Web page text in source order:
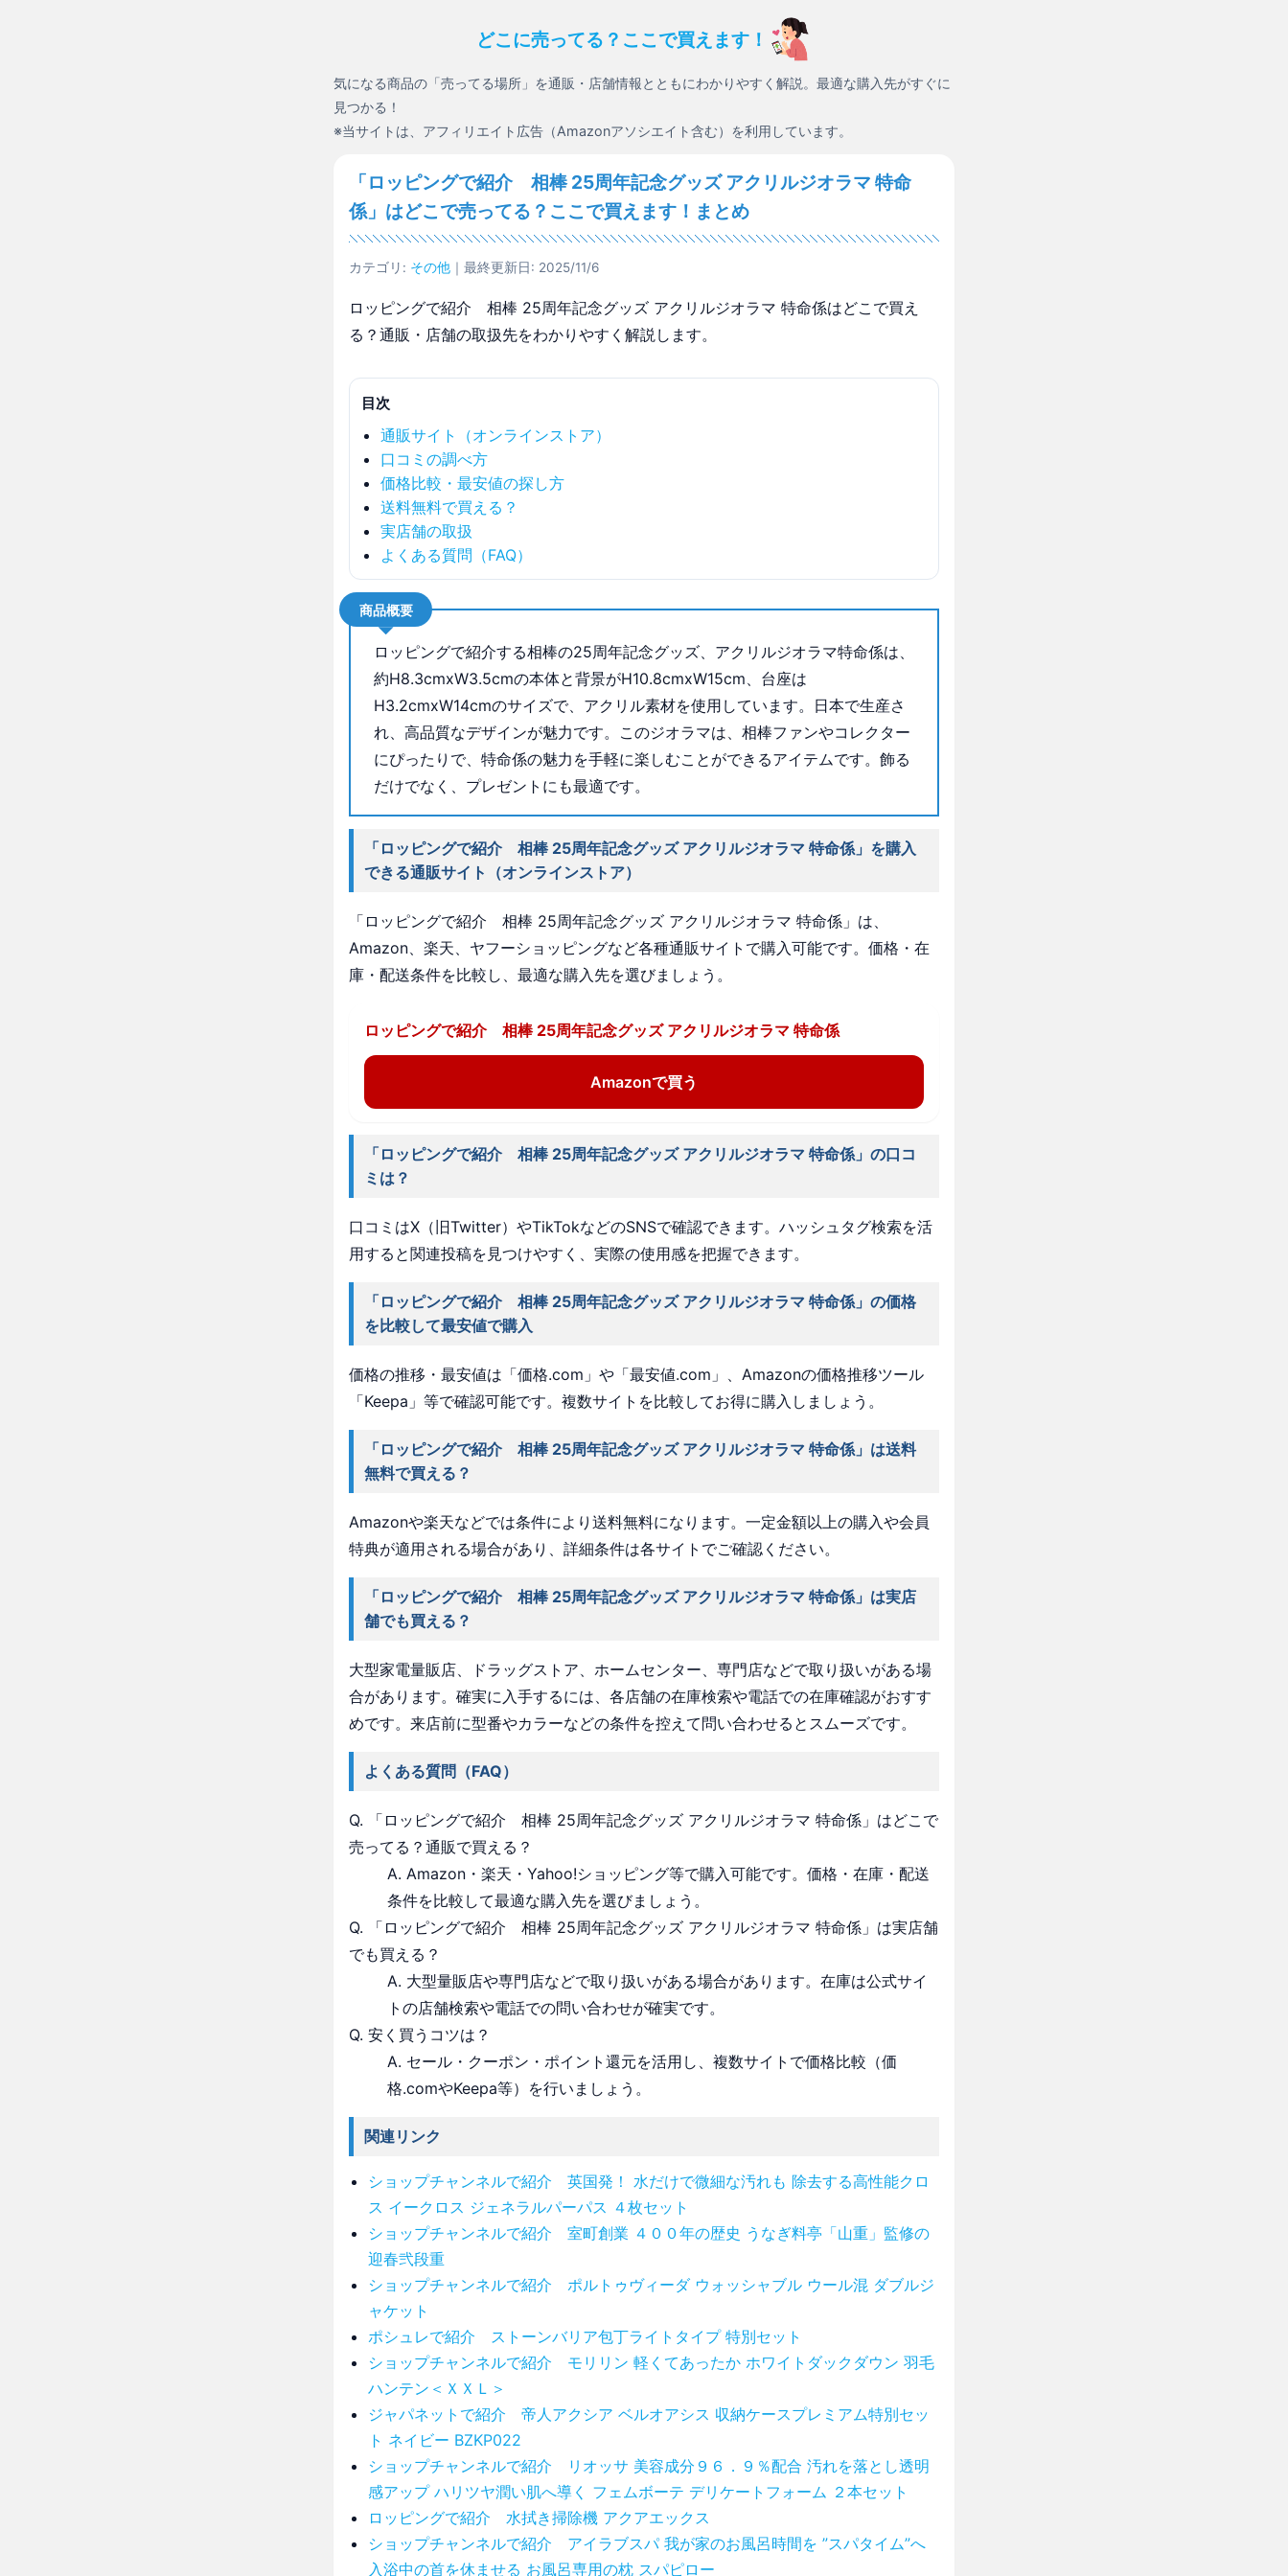
どこに売ってる？ここで買えます！
気になる商品の「売ってる場所」を通販・店舗情報とともにわかりやすく解説。最適な購入先がすぐに
見つかる！
※当サイトは、アフィリエイト広告（Amazonアソシエイト含む）を利用しています。
「ロッピングで紹介 相棒 25周年記念グッズ アクリルジオラマ 特命
係」はどこで売ってる？ここで買えます！まとめ
カテゴリ: その他 ｜最終更新日: 2025/11/6
ロッピングで紹介 相棒 25周年記念グッズ アクリルジオラマ 特命係はどこで買え
る？通販・店舗の取扱先をわかりやすく解説します。
目次
通販サイト（オンラインストア）
口コミの調べ方
価格比較・最安値の探し方
送料無料で買える？
実店舗の取扱
よくある質問（FAQ）
商品概要
ロッピングで紹介する相棒の25周年記念グッズ、アクリルジオラマ特命係は、
約H8.3cmxW3.5cmの本体と背景がH10.8cmxW15cm、台座は
H3.2cmxW14cmのサイズで、アクリル素材を使用しています。日本で生産さ
れ、高品質なデザインが魅力です。このジオラマは、相棒ファンやコレクター
にぴったりで、特命係の魅力を手軽に楽しむことができるアイテムです。飾る
だけでなく、プレゼントにも最適です。
「ロッピングで紹介 相棒 25周年記念グッズ アクリルジオラマ 特命係」を購入
できる通販サイト（オンラインストア）
「ロッピングで紹介 相棒 25周年記念グッズ アクリルジオラマ 特命係」は、
Amazon、楽天、ヤフーショッピングなど各種通販サイトで購入可能です。価格・在
庫・配送条件を比較し、最適な購入先を選びましょう。
ロッピングで紹介 相棒 25周年記念グッズ アクリルジオラマ 特命係
Amazonで買う
「ロッピングで紹介 相棒 25周年記念グッズ アクリルジオラマ 特命係」の口コ
ミは？
口コミはX（旧Twitter）やTikTokなどのSNSで確認できます。ハッシュタグ検索を活
用すると関連投稿を見つけやすく、実際の使用感を把握できます。
「ロッピングで紹介 相棒 25周年記念グッズ アクリルジオラマ 特命係」の価格
を比較して最安値で購入
価格の推移・最安値は「価格.com」や「最安値.com」、Amazonの価格推移ツール
「Keepa」等で確認可能です。複数サイトを比較してお得に購入しましょう。
「ロッピングで紹介 相棒 25周年記念グッズ アクリルジオラマ 特命係」は送料
無料で買える？
Amazonや楽天などでは条件により送料無料になります。一定金額以上の購入や会員
特典が適用される場合があり、詳細条件は各サイトでご確認ください。
「ロッピングで紹介 相棒 25周年記念グッズ アクリルジオラマ 特命係」は実店
舗でも買える？
大型家電量販店、ドラッグストア、ホームセンター、専門店などで取り扱いがある場
合があります。確実に入手するには、各店舗の在庫検索や電話での在庫確認がおすす
めです。来店前に型番やカラーなどの条件を控えて問い合わせるとスムーズです。
よくある質問（FAQ）
Q. 「ロッピングで紹介 相棒 25周年記念グッズ アクリルジオラマ 特命係」はどこで
売ってる？通販で買える？
A. Amazon・楽天・Yahoo!ショッピング等で購入可能です。価格・在庫・配送
条件を比較して最適な購入先を選びましょう。
Q. 「ロッピングで紹介 相棒 25周年記念グッズ アクリルジオラマ 特命係」は実店舗
でも買える？
A. 大型量販店や専門店などで取り扱いがある場合があります。在庫は公式サイ
トの店舗検索や電話での問い合わせが確実です。
Q. 安く買うコツは？
A. セール・クーポン・ポイント還元を活用し、複数サイトで価格比較（価
格.comやKeepa等）を行いましょう。
関連リンク
ショップチャンネルで紹介 英国発！ 水だけで微細な汚れも 除去する高性能クロ
ス イークロス ジェネラルパーパス ４枚セット
ショップチャンネルで紹介 室町創業 ４００年の歴史 うなぎ料亭「山重」監修の
迎春弐段重
ショップチャンネルで紹介 ポルトゥヴィーダ ウォッシャブル ウール混 ダブルジ
ャケット
ポシュレで紹介 ストーンバリア包丁ライトタイプ 特別セット
ショップチャンネルで紹介 モリリン 軽くてあったか ホワイトダックダウン 羽毛
ハンテン＜ＸＸＬ＞
ジャパネットで紹介 帝人アクシア ベルオアシス 収納ケースプレミアム特別セッ
ト ネイビー BZKP022
ショップチャンネルで紹介 リオッサ 美容成分９６．９％配合 汚れを落とし透明
感アップ ハリツヤ潤い肌へ導く フェムボーテ デリケートフォーム ２本セット
ロッピングで紹介 水拭き掃除機 アクアエックス
ショップチャンネルで紹介 アイラブスパ 我が家のお風呂時間を ”スパタイム”へ
入浴中の首を休ませる お風呂専用の枕 スパピロー